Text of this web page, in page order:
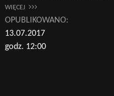
WIĘCEJ
OPUBLIKOWANO:
13.07.2017
godz. 12:00